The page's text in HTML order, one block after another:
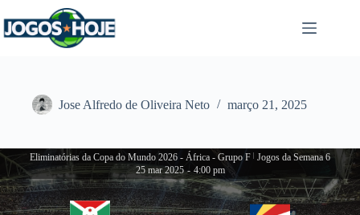
para
o
Jose Alfredo de Oliveira Neto março 21, 2025
Eliminatórias da Copa do Mundo 2026 - África - Grupo F Jogos da Semana 6
25 mar 2025 - 4:00 pm